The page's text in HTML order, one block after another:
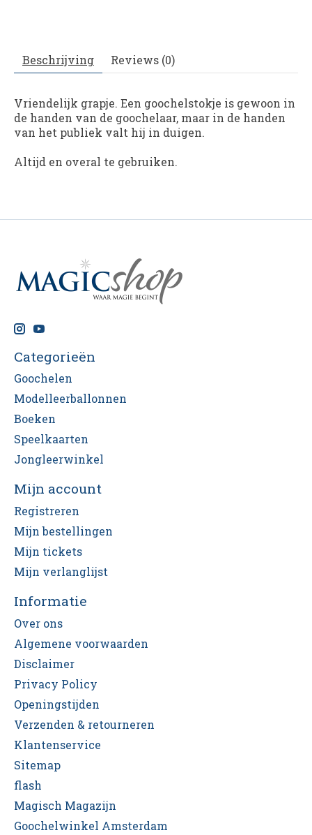
Beschrijving Reviews (0)
Vriendelijk grapje. Een goochelstokje is gewoon in
de handen van de goochelaar, maar in de handen
van het publiek valt hij in duigen.
Altijd en overal te gebruiken.
Categorieën
Goochelen
Modelleerballonnen
Boeken
Speelkaarten
Jongleerwinkel
Mijn account
Registreren
Mijn bestellingen
Mijn tickets
Mijn verlanglijst
Informatie
Over ons
Algemene voorwaarden
Disclaimer
Privacy Policy
Openingstijden
Verzenden & retourneren
Klantenservice
Sitemap
flash
Magisch Magazijn
Goochelwinkel Amsterdam